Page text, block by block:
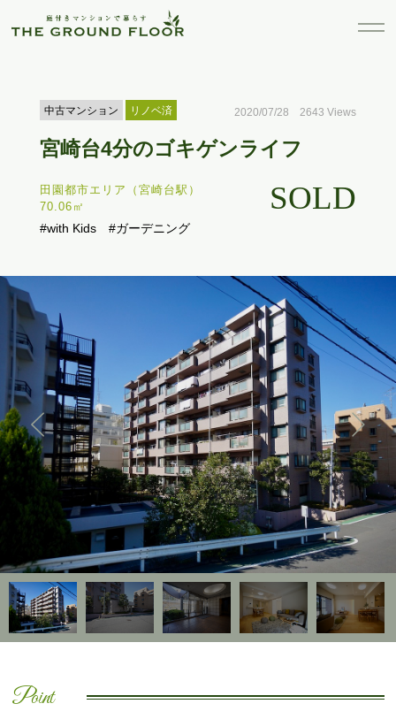
中古マンション リノベ済 2020/07/28 2643 Views
宮崎台4分のゴキゲンライフ
田園都市エリア（宮崎台駅）
70.06㎡
#with Kids #ガーデニング
SOLD
Point